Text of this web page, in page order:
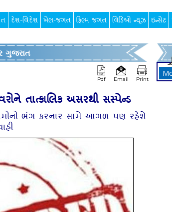
દેશ-વિદેશ ખેલ-જગત ફિલ્મ જગત વિડિઓ ન્યૂઝ ઇન્સેટ
ગુજરાત
Pdf Email Print
તાત્કાલિક અસરથી સસ્પેન્ડ
ભંગ કરનાર સામે આગળ પણ રહેશે